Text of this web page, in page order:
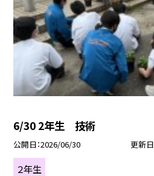
6/30 2年生 技術
公開日 2026/06/30 更新日
２年生